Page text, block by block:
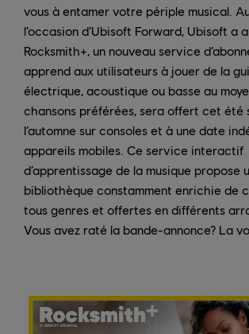
vous à entamer votre périple musical.
l’occasion d’Ubisoft Forward, Ubisoft a
Rocksmith+, un nouveau service
apprend aux utilisateurs à jouer de la
électrique, acoustique ou basse au
chansons préférées, sera offert cet été
l’automne sur consoles et à une date
appareils mobiles. Ce service interactif
d’apprentissage de la musique propose
bibliothèque constamment enrichie de
tous genres et offertes en différents
Vous avez raté la bande-annonce? La